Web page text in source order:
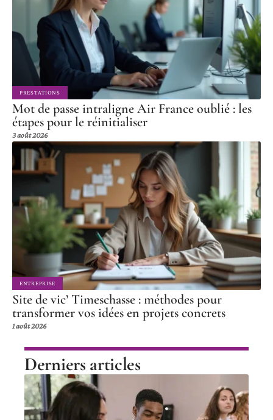
PRESTATIONS
Mot de passe intraligne Air France oublié : les
étapes pour le réinitialiser
3 août 2026
ENTREPRISE
Site de vic’ Timeschasse : méthodes pour
transformer vos idées en projets concrets
1 août 2026
Derniers articles